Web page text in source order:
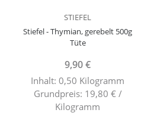
STIEFEL
Stiefel - Thymian, gerebelt 500g
Tüte
9,90 €
Inhalt: 0,50 Kilogramm
Grundpreis: 19,80 € /
Kilogramm